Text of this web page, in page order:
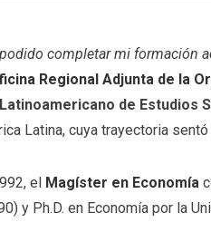
completar mi formación
Regional Adjunta de la
de Estudios
Latina, cuya trayectoria
el Magíster en Economía
y Ph.D. en Economía por la